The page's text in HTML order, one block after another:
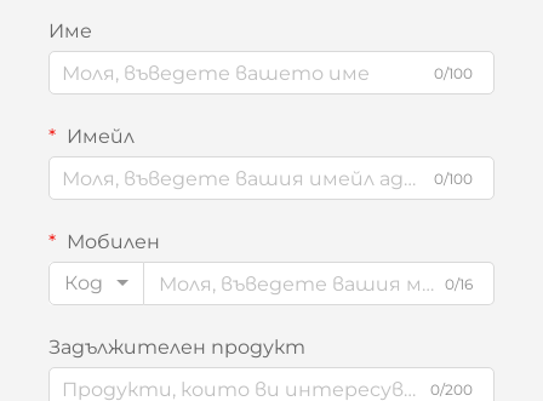
Име
0/100
Имейл
0/100
Мобилен
Код
0/16
Задължителен продукт
0/200